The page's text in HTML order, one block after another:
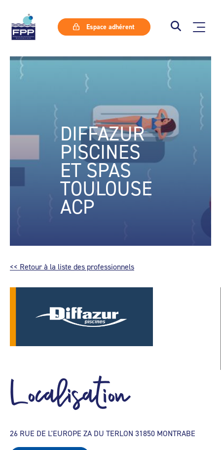
Espace adhérent
DIFFAZUR
PISCINES
ET SPAS
TOULOUSE
ACP
<< Retour à la liste des professionnels
Localisation
26 RUE DE L'EUROPE ZA DU TERLON 31850 MONTRABE